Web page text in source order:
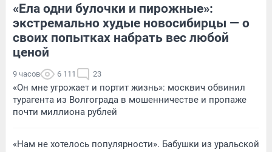
«Ела одни булочки и пирожные»:
экстремально худые новосибирцы — о
своих попытках набрать вес любой
ценой
9 часов 6 111 23
«Он мне угрожает и портит жизнь»: москвич обвинил
турагента из Волгограда в мошенничестве и пропаже
почти миллиона рублей
«Нам не хотелось популярности». Бабушки из уральской